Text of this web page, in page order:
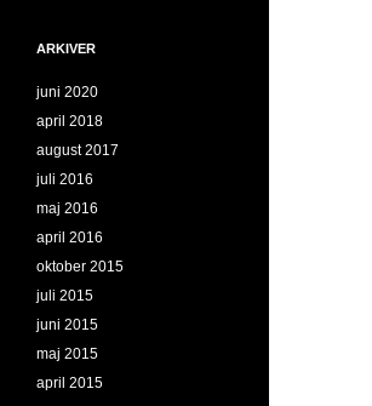
ARKIVER
juni 2020
april 2018
august 2017
juli 2016
maj 2016
april 2016
oktober 2015
juli 2015
juni 2015
maj 2015
april 2015